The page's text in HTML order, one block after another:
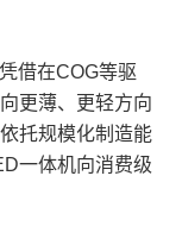
借在COG等驱
更薄、更轻方向
托规模化制造能
一体机向消费级